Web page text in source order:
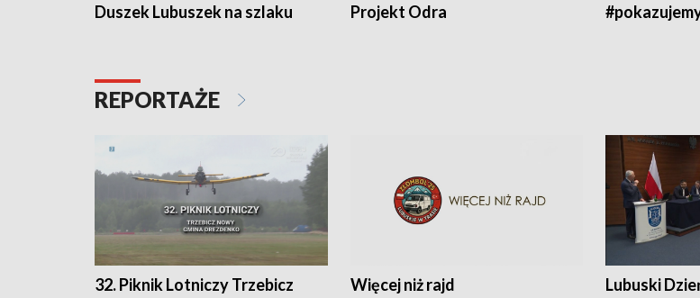
Duszek Lubuszek na szlaku Projekt Odra
REPORTAŻE
32. Piknik Lotniczy Trzebicz
Więcej niż rajd Lubuski